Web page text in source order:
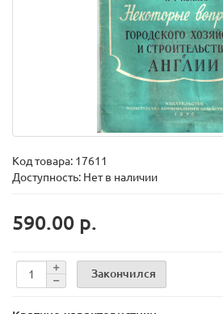
Код товара: 17611
Доступность: Нет в наличии
590.00 р.
Закончился